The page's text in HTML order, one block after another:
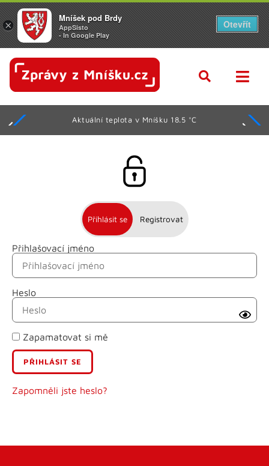
Aktuální teplota v Mníšku 18.5 °C
Přihlásit se Registrovat
Přihlašovací jméno
Heslo
Zapamatovat si mě
Zapomněli jste heslo?
Jméno
Příjmení
E-mail
Uživatelské jméno
×
Mníšek pod Brdy
AppSisto
- In Google Play
Otevřít